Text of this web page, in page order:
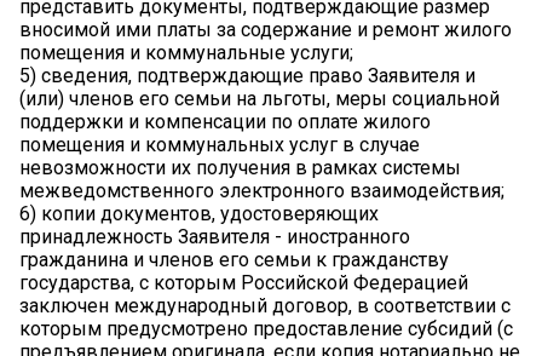
представить документы, подтверждающие размер
вносимой ими платы за содержание и ремонт жилого
помещения и коммунальные услуги;
5) сведения, подтверждающие право Заявителя и
(или) членов его семьи на льготы, меры социальной
поддержки и компенсации по оплате жилого
помещения и коммунальных услуг в случае
невозможности их получения в рамках системы
межведомственного электронного взаимодействия;
6) копии документов, удостоверяющих
принадлежность Заявителя - иностранного
гражданина и членов его семьи к гражданству
государства, с которым Российской Федерацией
заключен международный договор, в соответствии с
которым предусмотрено предоставление субсидий (с